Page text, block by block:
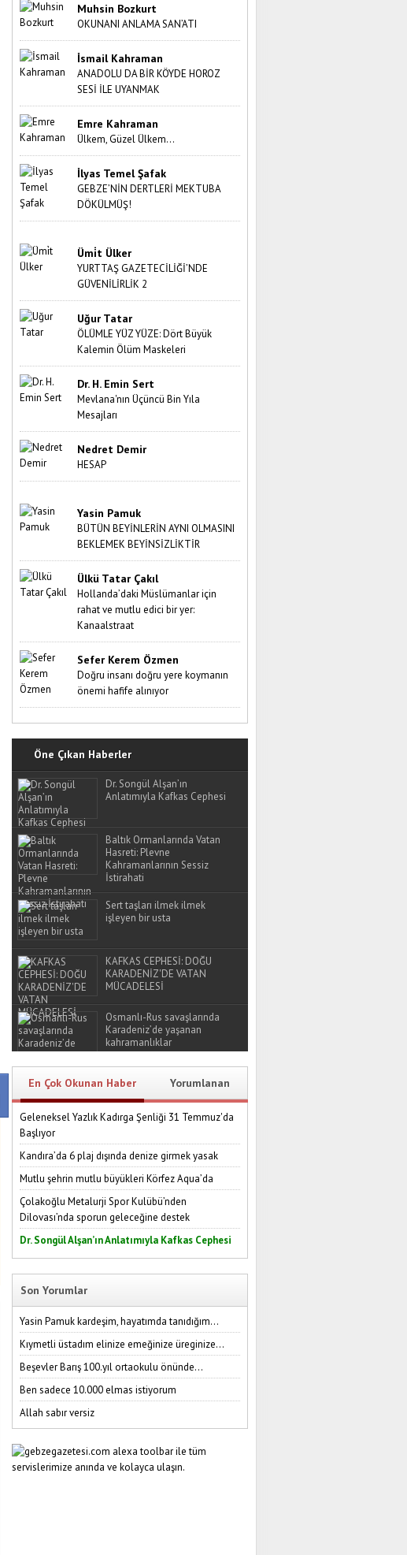
Muhsin Bozkurt
OKUNANI ANLAMA SAN’ATI
İsmail Kahraman
ANADOLU DA BİR KÖYDE HOROZ
SESİ İLE UYANMAK
Emre Kahraman
Ülkem, Güzel Ülkem…
İlyas Temel Şafak
GEBZE’NİN DERTLERİ MEKTUBA
DÖKÜLMÜŞ!
Ümi̇t Ülker
YURTTAŞ GAZETECİLİĞİ’NDE
GÜVENİLİRLİK 2
Uğur Tatar
ÖLÜMLE YÜZ YÜZE: Dört Büyük
Kalemin Ölüm Maskeleri
Dr. H. Emin Sert
Mevlana'nın Üçüncü Bin Yıla
Mesajları
Nedret Demir
HESAP
Yasin Pamuk
BÜTÜN BEYİNLERİN AYNI OLMASINI
BEKLEMEK BEYİNSİZLİKTİR
Ülkü Tatar Çakıl
Hollanda’daki Müslümanlar için
rahat ve mutlu edici bir yer:
Kanaalstraat
Sefer Kerem Özmen
Doğru insanı doğru yere koymanın
önemi hafife alınıyor
Öne Çıkan Haberler
Dr. Songül Alşan’ın
Anlatımıyla Kafkas Cephesi
Baltık Ormanlarında Vatan
Hasreti: Plevne
Kahramanlarının Sessiz
İstirahati
Sert taşları ilmek ilmek
işleyen bir usta
KAFKAS CEPHESİ: DOĞU
KARADENİZ'DE VATAN
MÜCADELESİ
Osmanlı-Rus savaşlarında
Karadeniz’de yaşanan
kahramanlıklar
En Çok Okunan Haber Yorumlanan
Geleneksel Yazlık Kadırga Şenliği 31 Temmuz'da
Başlıyor
Kandıra’da 6 plaj dışında denize girmek yasak
Mutlu şehrin mutlu büyükleri Körfez Aqua’da
Çolakoğlu Metalurji Spor Kulübü’nden
Dilovası’nda sporun geleceğine destek
Dr. Songül Alşan’ın Anlatımıyla Kafkas Cephesi
Son Yorumlar
Yasin Pamuk kardeşim, hayatımda tanıdığım...
Kıymetli üstadım elinize emeğinize üreginize...
Beşevler Barış 100.yıl ortaokulu önünde...
Ben sadece 10.000 elmas istiyorum
Allah sabır versiz